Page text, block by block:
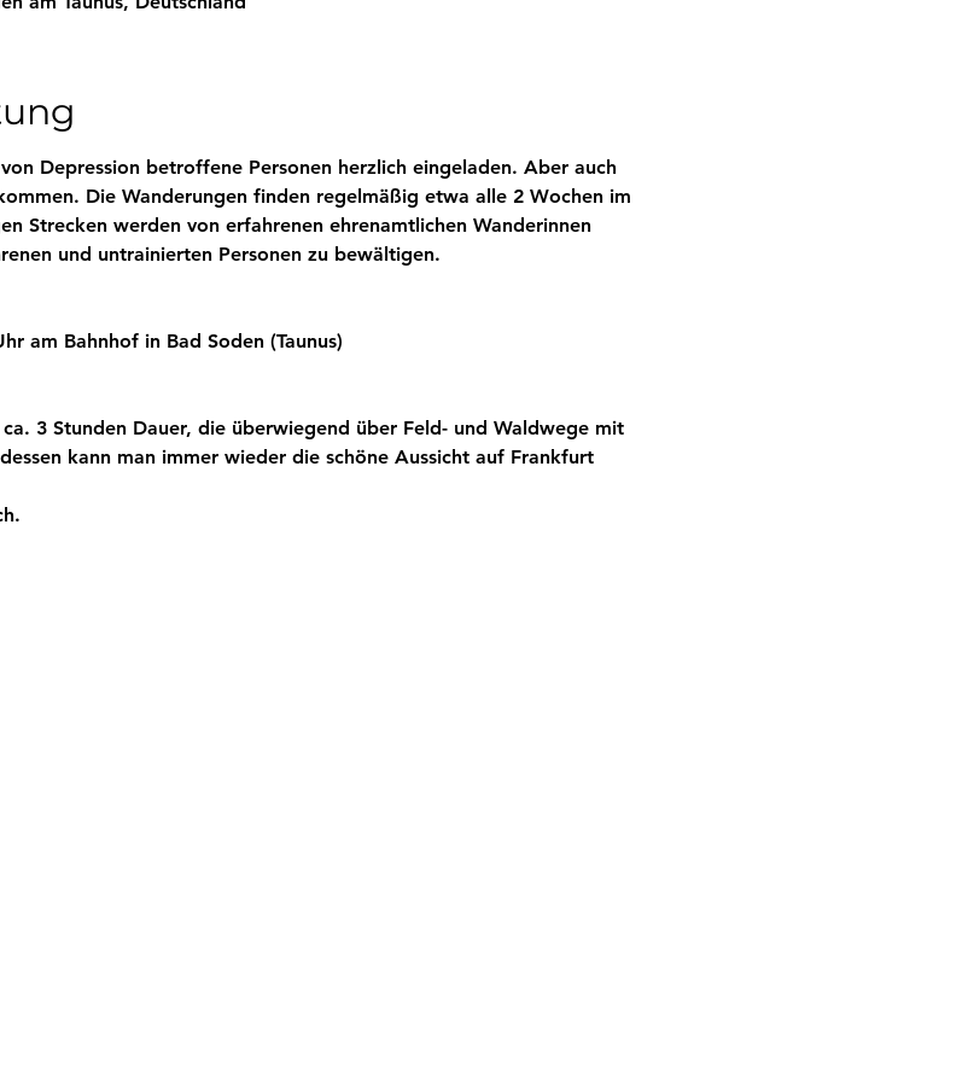
Depression betroffene Personen herzlich eingeladen. Aber auch
Die Wanderungen finden regelmäßig etwa alle 2 Wochen im
Strecken werden von erfahrenen ehrenamtlichen Wanderinnen
und untrainierten Personen zu bewältigen.
am Bahnhof in Bad Soden (Taunus)
3 Stunden Dauer, die überwiegend über Feld- und Waldwege mit
kann man immer wieder die schöne Aussicht auf Frankfurt